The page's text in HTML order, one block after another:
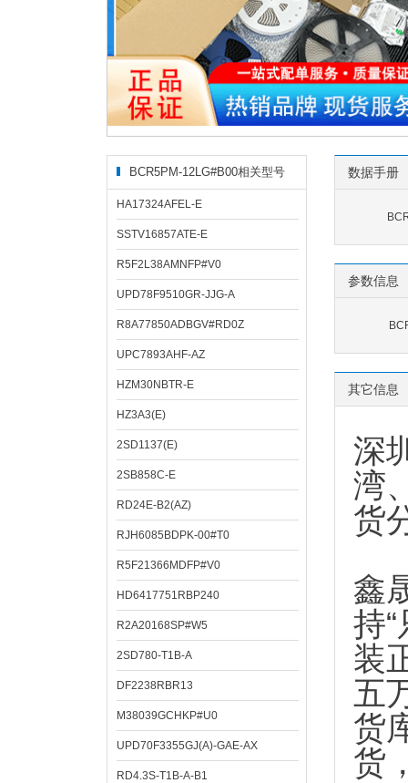
BCR5PM-12LG#B00相关型号
HA17324AFEL-E
SSTV16857ATE-E
R5F2L38AMNFP#V0
UPD78F9510GR-JJG-A
R8A77850ADBGV#RD0Z
UPC7893AHF-AZ
HZM30NBTR-E
HZ3A3(E)
2SD1137(E)
2SB858C-E
RD24E-B2(AZ)
RJH6085BDPK-00#T0
R5F21366MDFP#V0
HD6417751RBP240
R2A20168SP#W5
2SD780-T1B-A
DF2238RBR13
M38039GCHKP#U0
UPD70F3355GJ(A)-GAE-AX
RD4.3S-T1B-A-B1
数据手册
参数信息
其它信息
深
湾
货
鑫
持
装
五
货
货